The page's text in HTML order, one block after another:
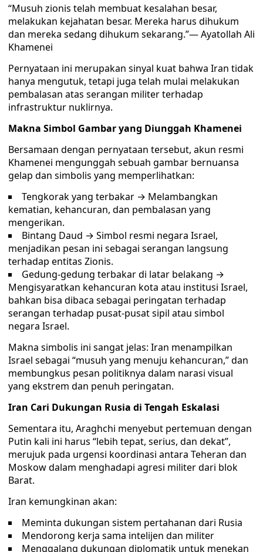
“Musuh zionis telah membuat kesalahan besar,
melakukan kejahatan besar. Mereka harus dihukum
dan mereka sedang dihukum sekarang.”— Ayatollah Ali
Khamenei
Pernyataan ini merupakan sinyal kuat bahwa Iran tidak
hanya mengutuk, tetapi juga telah mulai melakukan
pembalasan atas serangan militer terhadap
infrastruktur nuklirnya.
Makna Simbol Gambar yang Diunggah Khamenei
Bersamaan dengan pernyataan tersebut, akun resmi
Khamenei mengunggah sebuah gambar bernuansa
gelap dan simbolis yang memperlihatkan:
Tengkorak yang terbakar → Melambangkan
kematian, kehancuran, dan pembalasan yang
mengerikan.
Bintang Daud → Simbol resmi negara Israel,
menjadikan pesan ini sebagai serangan langsung
terhadap entitas Zionis.
Gedung-gedung terbakar di latar belakang →
Mengisyaratkan kehancuran kota atau institusi Israel,
bahkan bisa dibaca sebagai peringatan terhadap
serangan terhadap pusat-pusat sipil atau simbol
negara Israel.
Makna simbolis ini sangat jelas: Iran menampilkan
Israel sebagai “musuh yang menuju kehancuran,” dan
membungkus pesan politiknya dalam narasi visual
yang ekstrem dan penuh peringatan.
Iran Cari Dukungan Rusia di Tengah Eskalasi
Sementara itu, Araghchi menyebut pertemuan dengan
Putin kali ini harus “lebih tepat, serius, dan dekat”,
merujuk pada urgensi koordinasi antara Teheran dan
Moskow dalam menghadapi agresi militer dari blok
Barat.
Iran kemungkinan akan:
Meminta dukungan sistem pertahanan dari Rusia
Mendorong kerja sama intelijen dan militer
Menggalang dukungan diplomatik untuk menekan